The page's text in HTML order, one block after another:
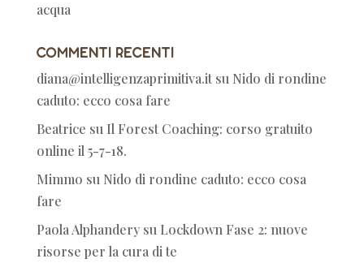
acqua
Commenti recenti
diana@intelligenzaprimitiva.itsu Nido di rondine
caduto: ecco cosa fare
Beatrice su Il Forest Coaching: corso gratuito
online il 5-7-18.
Mimmo su Nido di rondine caduto: ecco cosa
fare
Paola Alphanderysu Lockdown Fase 2: nuove
risorse per la cura di te